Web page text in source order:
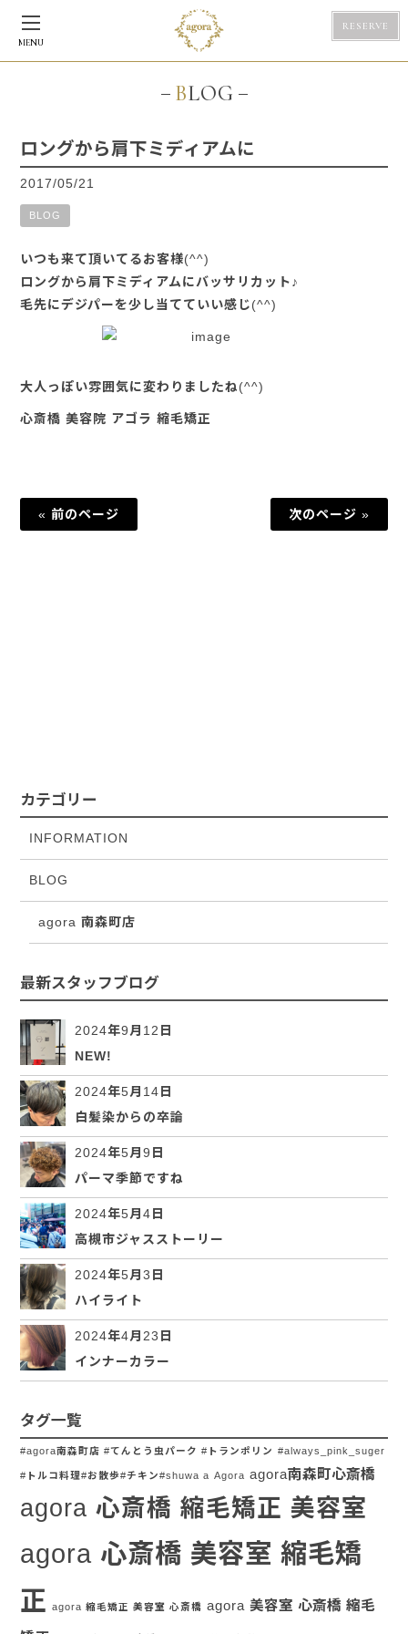
MENU
RESERVE
BLOG
ロングから肩下ミディアムに
2017/05/21
BLOG
いつも来て頂いてるお客様(^^)
ロングから肩下ミディアムにバッサリカット♪
毛先にデジパーを少し当てていい感じ(^^)
大人っぽい雰囲気に変わりましたね(^^)
心斎橋 美容院 アゴラ 縮毛矯正
« 前のページ 次のページ »
カテゴリー
INFORMATION
BLOG
agora 南森町店
最新スタッフブログ
2024年9月12日
NEW!
2024年5月14日
白髪染からの卒論
2024年5月9日
パーマ季節ですね
2024年5月4日
高槻市ジャスストーリー
2024年5月3日
ハイライト
2024年4月23日
インナーカラー
タグ一覧
#agora南森町店 #てんとう虫パーク #トランポリン #always_pink_suger
#トルコ料理#お散歩#チキン#shuwa a Agora agora南森町心斎橋
agora 心斎橋 縮毛矯正 美容室
agora 心斎橋 美容室 縮毛矯
正 agora 縮毛矯正 美容室 心斎橋 agora 美容室 心斎橋 縮毛